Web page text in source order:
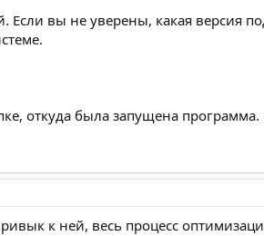
вы не уверены, какая версия
откуда была запущена
к ней, весь процесс